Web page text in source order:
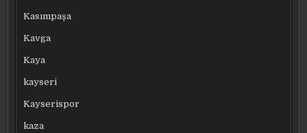
Kasımpaşa
Kavga
Kaya
kayseri
Kayserispor
kaza